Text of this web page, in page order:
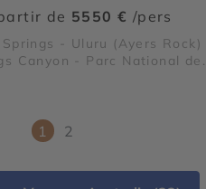
de 5550 € /pers
- Uluru (Ayers Rock) -
Canyon - Parc National de
1 2